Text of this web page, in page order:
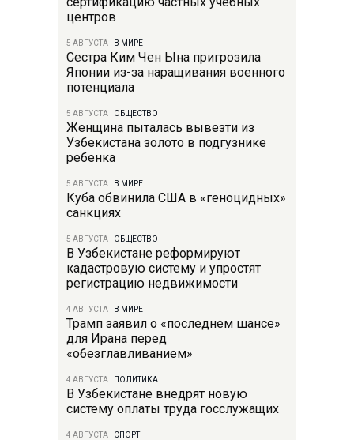
центров
5 АВГУСТА В МИРЕ
Сестра Ким Чен Ына пригрозила
Японии из-за наращивания военного
потенциала
5 АВГУСТА ОБЩЕСТВО
Женщина пыталась вывезти из
Узбекистана золото в подгузнике
ребенка
5 АВГУСТА В МИРЕ
Куба обвинила США в «геноцидных»
санкциях
5 АВГУСТА ОБЩЕСТВО
В Узбекистане реформируют
кадастровую систему и упростят
регистрацию недвижимости
4 АВГУСТА В МИРЕ
Трамп заявил о «последнем шансе»
для Ирана перед
«обезглавливанием»
4 АВГУСТА ПОЛИТИКА
В Узбекистане внедрят новую
систему оплаты труда госслужащих
4 АВГУСТА СПОРТ